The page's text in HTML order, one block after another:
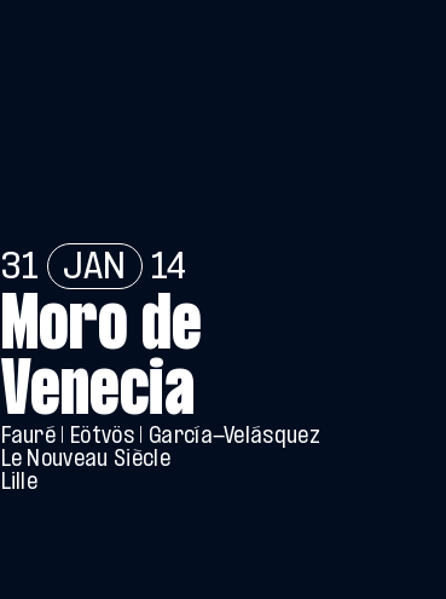
31 JAN 14
Moro de
Venecia
Fauré | Eötvös | García-Velásquez
Le Nouveau Siècle
Lille